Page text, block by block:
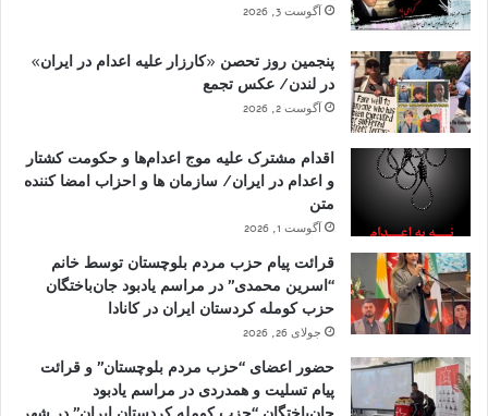
آگوست 3, 2026
پنجمین روز تحصن «کارزار علیه اعدام در ایران»
در لندن/ عکس تجمع
آگوست 2, 2026
اقدام مشترک علیه موج اعدام‌ها و حکومت کشتار
و اعدام در ایران/ سازمان ها و احزاب امضا کننده
متن
آگوست 1, 2026
قرائت پیام حزب مردم بلوچستان توسط خانم
“اسرین محمدی” در مراسم یادبود جان‌باختگان
حزب کومله کردستان ایران در کانادا
جولای 26, 2026
حضور اعضای “حزب مردم بلوچستان” و قرائت
پیام تسلیت و همدردی در مراسم یادبود